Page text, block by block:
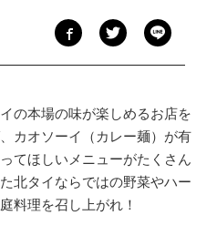
の本場の味が楽しめるお店を
カオソーイ（カレー麺）が有
てほしいメニューがたくさん
北タイならではの野菜やハー
料理を召し上がれ！